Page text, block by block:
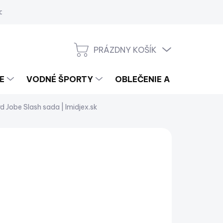
NÁKUPNÝ
PRÁZDNY KOŠÍK
VODNÉ ŠPORTY OBLEČENIE A LIFESTYLE
Jobe Slash sada | Imidjex.sk